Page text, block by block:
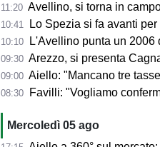
11:20 Avellino, si torna in
10:41 Lo Spezia si fa avanti
10:10 L'Avellino punta un
09:30 Arezzo, si presenta Cagnano: "Debutto ad Avellino? Con
09:00 Aiello: "Mancano tre tasselli in entrata e tre uscite. Il cambio
08:30 Favilli: "Vogliamo confermarci come una
Mercoledì 05 ago